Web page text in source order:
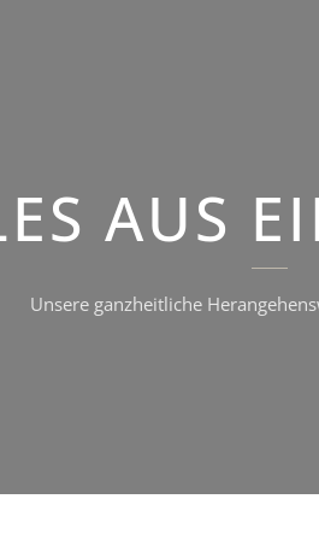
AUS
Unsere ganzheitliche